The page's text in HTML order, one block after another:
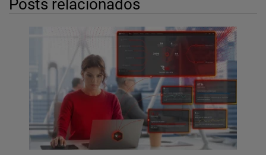
Posts relacionados